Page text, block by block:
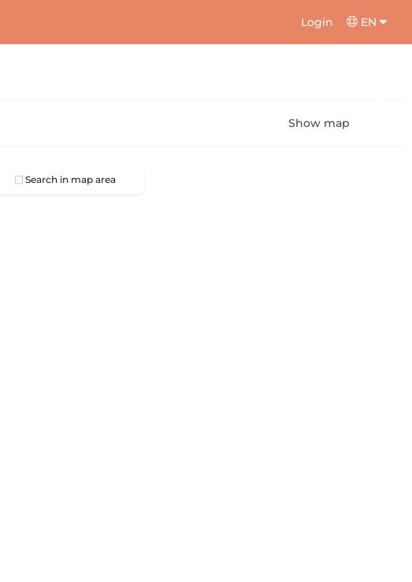
Login EN
Show map
Search in map area